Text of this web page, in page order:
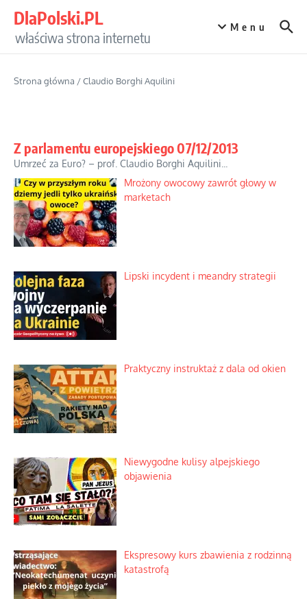
DlaPolski.PL
właściwa strona internetu
Menu
Strona główna /Claudio Borghi Aquilini
Z parlamentu europejskiego 07/12/2013
Umrzeć za Euro? – prof. Claudio Borghi Aquilini...
Mrożony owocowy zawrót głowy w
marketach
Lipski incydent i meandry strategii
Praktyczny instruktaż z dala od okien
Niewygodne kulisy alpejskiego
objawienia
Ekspresowy kurs zbawienia z rodzinną
katastrofą